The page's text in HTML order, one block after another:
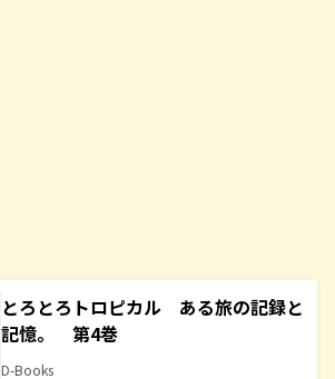
とろとろトロピカル ある旅の記録と
記憶。 第4巻
D-Books